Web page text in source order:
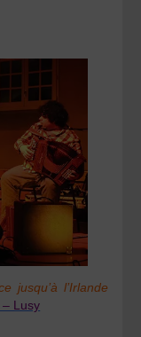
jusqu’à l’Irlande
– Lusy